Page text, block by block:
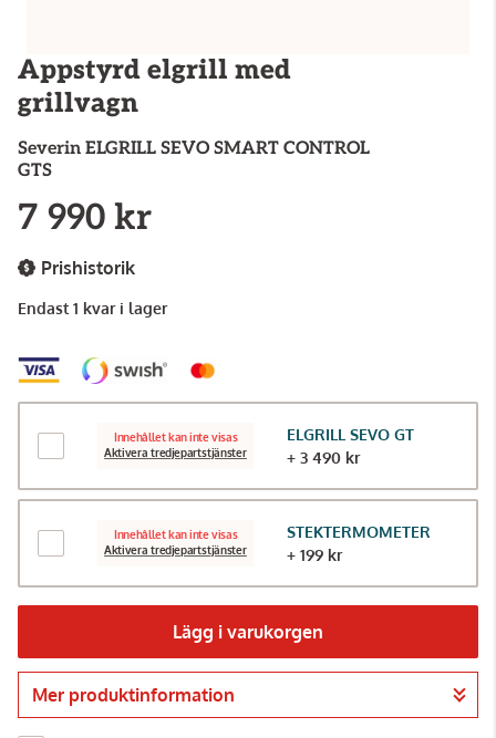
Appstyrd elgrill med
grillvagn
Severin ELGRILL SEVO SMART CONTROL
GTS
7 990 kr
Prishistorik
Endast 1 kvar i lager
Innehållet kan inte visas
Aktivera tredjepartstjänster
ELGRILL SEVO GT
+ 3 490 kr
Innehållet kan inte visas
Aktivera tredjepartstjänster
STEKTERMOMETER
+ 199 kr
Lägg i varukorgen
Gå till kassan
Mer produktinformation